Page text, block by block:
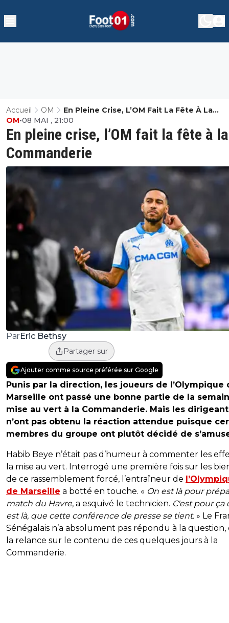
Accueil OM
En Pleine Crise, L’OM Fait La Fête À La
Commanderie
En pleine crise, l’OM fait la fête à la
Commanderie
OM•08 MAI , 21:00
ParEric Bethsy
Partager sur
Ajouter comme source préférée sur Google
Punis par la direction, les joueurs de l’Olympique
Marseille ont passé une bonne partie de la
mise au vert à la Commanderie. Mais les
n’ont pas obtenu la réaction attendue puisque
membres du groupe ont plutôt décidé de
Habib Beye n’était pas d’humeur à commenter les
la mise au vert. Interrogé une première fois sur les
de ce rassemblement forcé, l’entraîneur de
de Marseille a botté en touche. « On est là pour
match du Havre, a esquivé le technicien. C'est pour ça
est là, que cette conférence de presse se tient. » Le
Sénégalais n’a absolument pas répondu à la question,
la relance sur le contenu de ces quelques jours à la
Commanderie.